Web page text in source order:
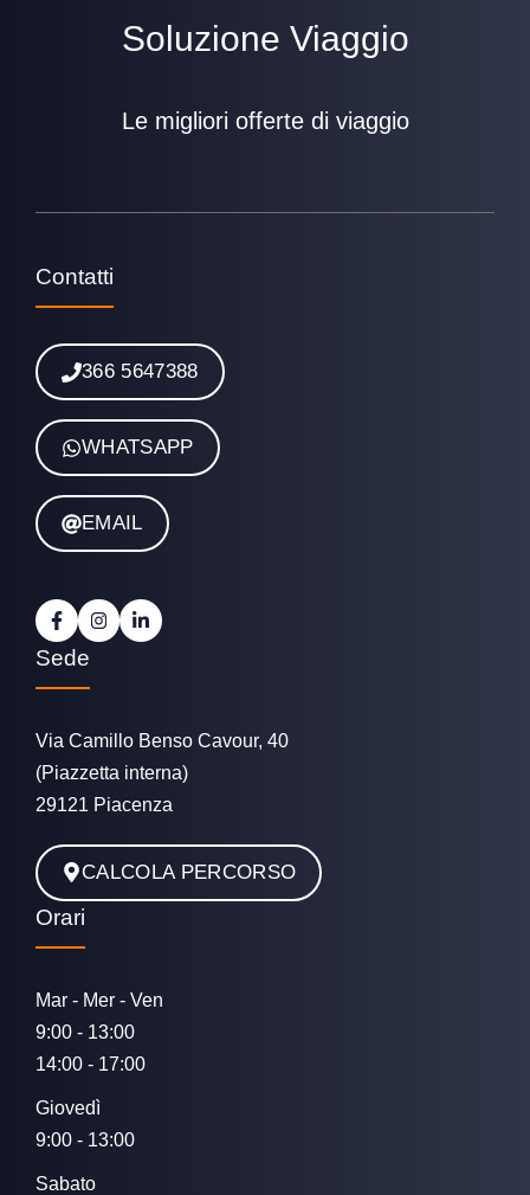
Soluzione Viaggio
Le migliori offerte di viaggio
Contatti
366 5647388
WHATSAPP
EMAIL
Sede
Via Camillo Benso Cavour, 40
(Piazzetta interna)
29121 Piacenza
CALCOLA PERCORSO
Orari
Mar - Mer - Ven
9:00 - 13:00
14:00 - 17:00
Giovedì
9:00 - 13:00
Sabato